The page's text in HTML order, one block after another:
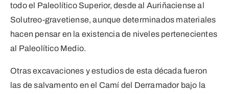
todo el Paleolítico Superior, desde al Auriñaciense al
Solutreo-gravetiense, aunque determinados materiales
hacen pensar en la existencia de niveles pertenecientes
al Paleolítico Medio.
Otras excavaciones y estudios de esta década fueron
las de salvamento en el Camí del Derramador bajo la